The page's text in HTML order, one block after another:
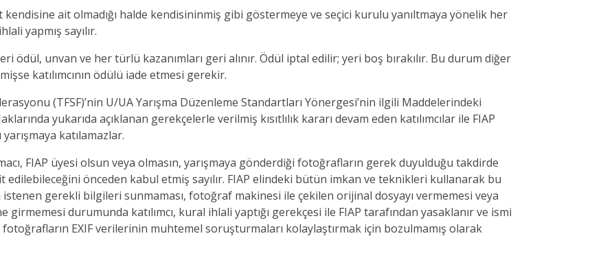
ait olmadığı halde kendisininmiş gibi göstermeye ve seçici kurulu yanıltmaya yönelik her
yapmış sayılır.
ödül, unvan ve her türlü kazanımları geri alınır. Ödül iptal edilir; yeri boş bırakılır. Bu durum diğer
katılımcının ödülü iade etmesi gerekir.
(TFSF)’nin U/UA Yarışma Düzenleme Standartları Yönergesi’nin ilgili Maddelerindeki
yukarıda açıklanan gerekçelerle verilmiş kısıtlılık kararı devam eden katılımcılar ile FIAP
katılamazlar.
FIAP üyesi olsun veya olmasın, yarışmaya gönderdiği fotoğrafların gerek duyulduğu takdirde
edilebileceğini önceden kabul etmiş sayılır. FIAP elindeki bütün imkan ve teknikleri kullanarak bu
istenen gerekli bilgileri sunmaması, fotoğraf makinesi ile çekilen orijinal dosyayı vermemesi veya
durumunda katılımcı, kural ihlali yaptığı gerekçesi ile FIAP tarafından yasaklanır ve ismi
EXIF verilerinin muhtemel soruşturmaları kolaylaştırmak için bozulmamış olarak